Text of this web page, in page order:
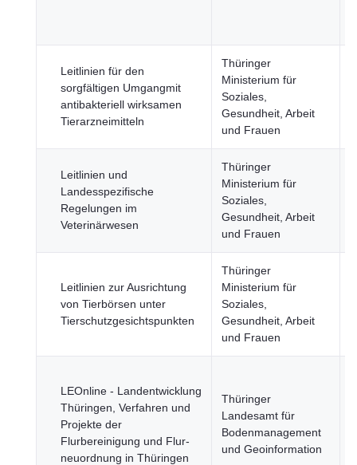
Leitlinien für den
sorgfältigen Umgangmit
antibakteriell wirksamen
Tierarzneimitteln
Thüringer
Ministerium für
Soziales,
Gesundheit, Arbeit
und Frauen
Leitlinien und
Landesspezifische
Regelungen im
Veterinärwesen
Thüringer
Ministerium für
Soziales,
Gesundheit, Arbeit
und Frauen
Leitlinien zur Ausrichtung
von Tierbörsen unter
Tierschutzgesichtspunkten
Thüringer
Ministerium für
Soziales,
Gesundheit, Arbeit
und Frauen
LEOnline - Landentwicklung
Thüringen, Verfahren und
Projekte der
Flurbereinigung und Flur­
neuordnung in Thüringen
Thüringer
Landesamt für
Bodenmanagement
und Geoinformation